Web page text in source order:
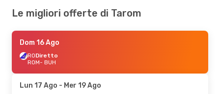
Le migliori offerte di Tarom
Dom 16 Ago
RODiretto
ROM- BUH
Lun 17 Ago - Mer 19 Ago